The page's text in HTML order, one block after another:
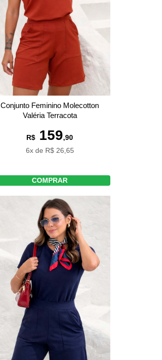
Conjunto Feminino Molecotton
Valéria Terracota
R$ 159,90
6x de R$ 26,65
COMPRAR